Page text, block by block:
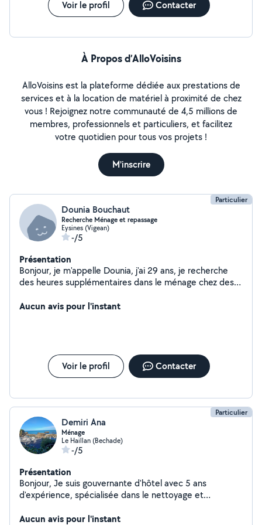
Voir le profil Contacter
À Propos d’AlloVoisins
AlloVoisins est la plateforme dédiée aux prestations de
services et à la location de matériel à proximité de chez
vous ! Rejoignez notre communauté de 4,5 millions de
membres, professionnels et particuliers, et facilitez
votre quotidien pour tous vos projets !
M'inscrire
Particulier
Dounia Bouchaut
Recherche Ménage et repassage
Eysines (Vigean)
-/5
Présentation
Bonjour, je m'appelle Dounia, j'ai 29 ans, je recherche
des heures supplémentaires dans le ménage chez des
polyvalente autonome et rigoureuse. Je suis libre de
Aucun avis pour l'instant
Voir le profil Contacter
Particulier
Demiri Ana
Ménage
Le Haillan (Bechade)
-/5
Présentation
Bonjour, Je suis gouvernante d'hôtel avec 5 ans
d'expérience, spécialisée dans le nettoyage et
propose des prestations de ménage à domicile
Aucun avis pour l'instant